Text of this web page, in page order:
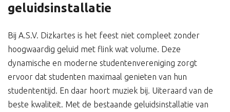
geluidsinstallatie
Bij A.S.V. Dizkartes is het feest niet compleet zonder
hoogwaardig geluid met flink wat volume. Deze
dynamische en moderne studentenvereniging zorgt
ervoor dat studenten maximaal genieten van hun
studententijd. En daar hoort muziek bij. Uiteraard van de
beste kwaliteit. Met de bestaande geluidsinstallatie van